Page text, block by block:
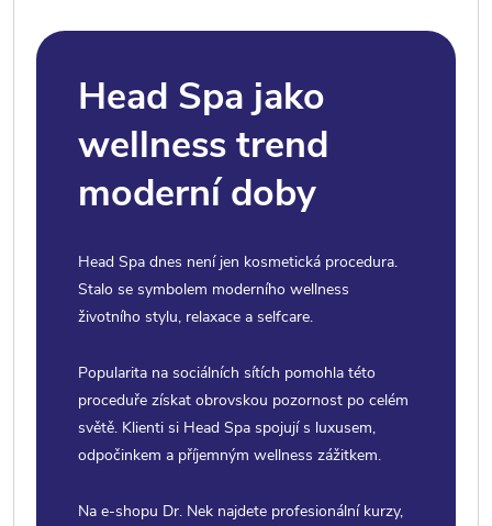
Head Spa jako
wellness trend
moderní doby
Head Spa dnes není jen kosmetická procedura.
Stalo se symbolem moderního wellness
životního stylu, relaxace a selfcare.
Popularita na sociálních sítích pomohla této
proceduře získat obrovskou pozornost po celém
světě. Klienti si Head Spa spojují s luxusem,
odpočinkem a příjemným wellness zážitkem.
Na e-shopu Dr. Nek najdete profesionální kurzy,